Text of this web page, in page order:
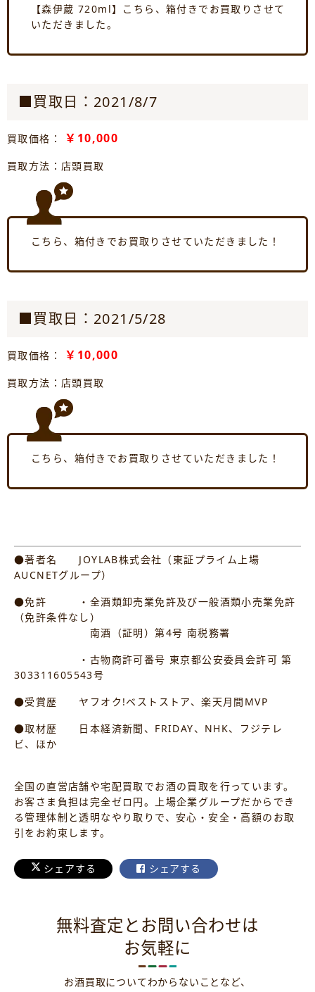
【森伊蔵 720ml】こちら、箱付きでお買取りさせて
いただきました。
■買取日：2021/8/7
買取価格： ￥10,000
買取方法：店頭買取
こちら、箱付きでお買取りさせていただきました！
■買取日：2021/5/28
買取価格： ￥10,000
買取方法：店頭買取
こちら、箱付きでお買取りさせていただきました！
●著者名 JOYLAB株式会社（東証プライム上場
AUCNETグループ）
●免許 ・全酒類卸売業免許及び一般酒類小売業免許
（免許条件なし）
南酒（証明）第4号 南税務署
・古物商許可番号 東京都公安委員会許可 第
303311605543号
●受賞歴 ヤフオク!ベストストア、楽天月間MVP
●取材歴 日本経済新聞、FRIDAY、NHK、フジテレ
ビ、ほか
全国の直営店舗や宅配買取でお酒の買取を行っています。
お客さま負担は完全ゼロ円。上場企業グループだからでき
る管理体制と透明なやり取りで、安心・安全・高額のお取
引をお約束します。
シェアする シェアする
無料査定とお問い合わせは
お気軽に
お酒買取についてわからないことなど、